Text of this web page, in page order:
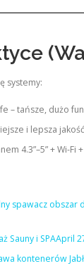
systemy:
– tańsze, dużo
i lepsza
4.3”–5” + Wi-Fi
spawacz obszar
Sauny i SPAApril
kontenerów